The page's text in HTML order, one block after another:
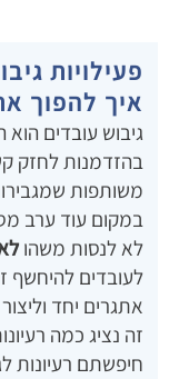
פעילויות
איך להפוך
גיבוש עובדים
בהזדמנות לחזק
משותפות
במקום עוד ערב
לא לנסות משהו
לעובדים
אתגרים יחד
זה נציג כמה
חיפשתם רעיונות